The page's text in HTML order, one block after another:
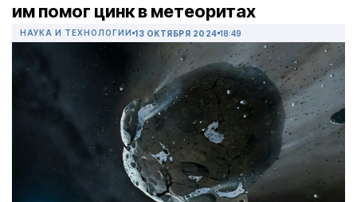
им помог цинк в метеоритах
НАУКА И ТЕХНОЛОГИИ 13 ОКТЯБРЯ 2024 18:49